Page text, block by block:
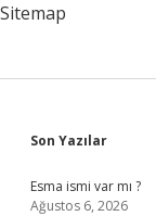
Sitemap
Sidebar
Son Yazılar
Esma ismi var mı ?
Ağustos 6, 2026